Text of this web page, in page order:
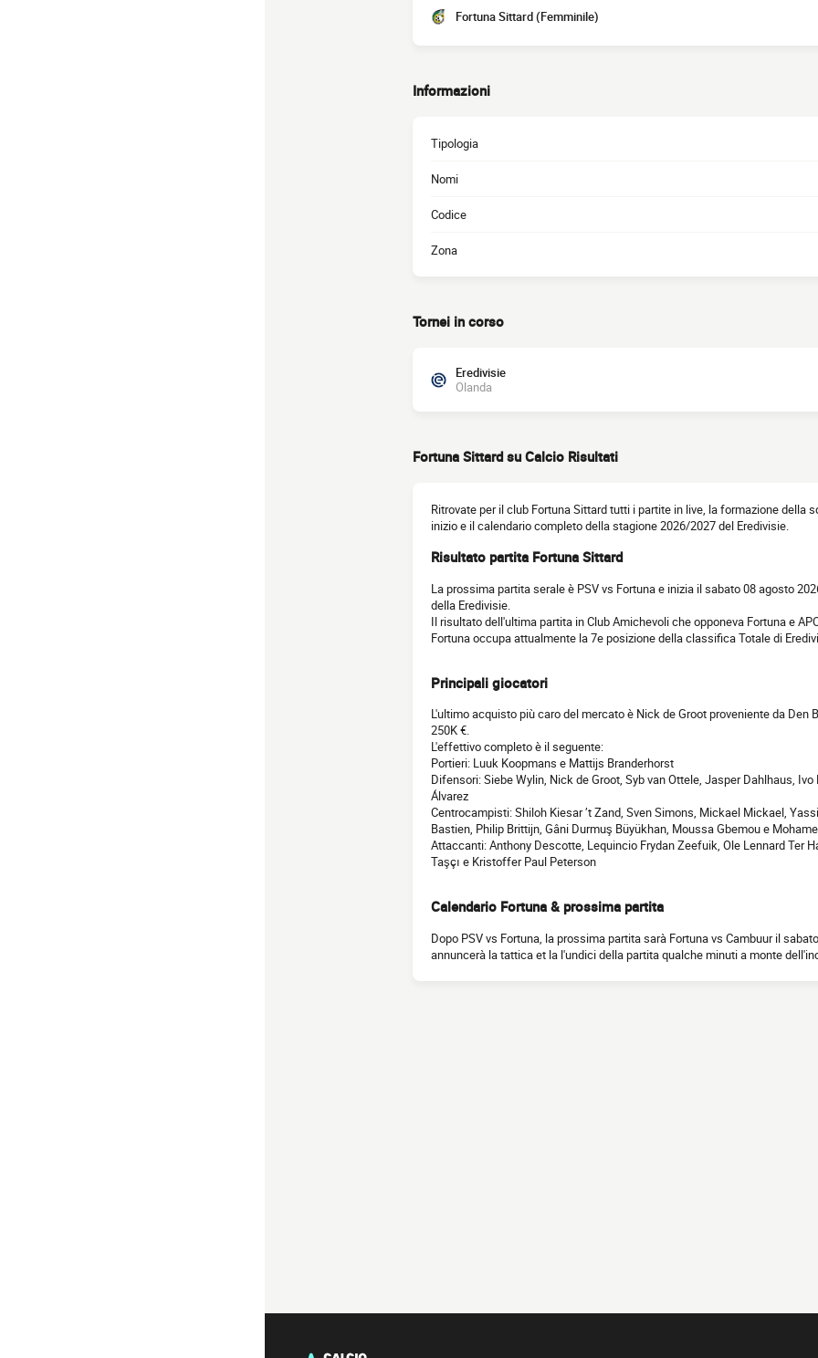
Fortuna Sittard (Femminile)
Informazioni
Tipologia
Nomi
Codice
Zona
Tornei in corso
Eredivisie
Olanda
Fortuna Sittard su Calcio Risultati
Ritrovate per il club Fortuna Sittard tutti i partite in live, la formazione della
inizio e il calendario completo della stagione 2026/2027 del Eredivisie.
Risultato partita Fortuna Sittard
La prossima partita serale è PSV vs Fortuna e inizia il sabato 08 agosto
della Eredivisie.
Il risultato dell'ultima partita in Club Amichevoli che opponeva Fortuna e
Fortuna occupa attualmente la 7e posizione della classifica Totale di
Principali giocatori
L'ultimo acquisto più caro del mercato è Nick de Groot proveniente da
250K €.
L'effettivo completo è il seguente:
Portieri: Luuk Koopmans e Mattijs Branderhorst
Difensori: Siebe Wylin, Nick de Groot, Syb van Ottele, Jasper Dahlhaus,
Álvarez
Centrocampisti: Shiloh Kiesar ’t Zand, Sven Simons, Mickael Mickael,
Bastien, Philip Brittijn, Gâni Durmuş Büyükhan, Moussa Gbemou e
Attaccanti: Anthony Descotte, Lequincio Frydan Zeefuik, Ole Lennard Ter
Taşçı e Kristoffer Paul Peterson
Calendario Fortuna & prossima partita
Dopo PSV vs Fortuna, la prossima partita sarà Fortuna vs Cambuur il
annuncerà la tattica et la l'undici della partita qualche minuti a monte